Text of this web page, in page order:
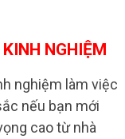
NGHIỆM
nghiệm làm việc
nếu bạn mới
cao từ nhà